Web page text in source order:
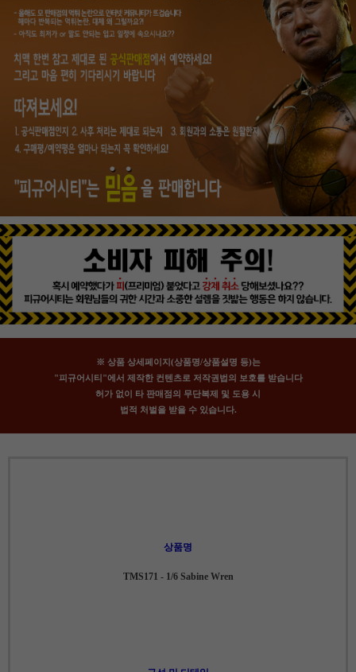
※ 상품 상세페이지(상품명/상품설명 등)는
"피규어시티"에서 제작한 컨텐츠로 저작권법의 보호를 받습니다
허가 없이 타 판매점의 무단복제 및 도용 시
법적 처벌을 받을 수 있습니다.
상품명
TMS171 - 1/6 Sabine Wren